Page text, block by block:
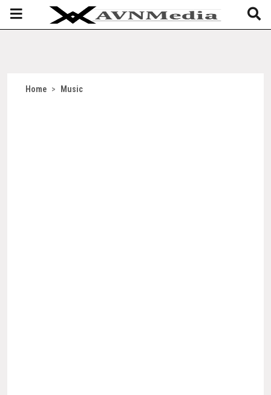
Home > Music